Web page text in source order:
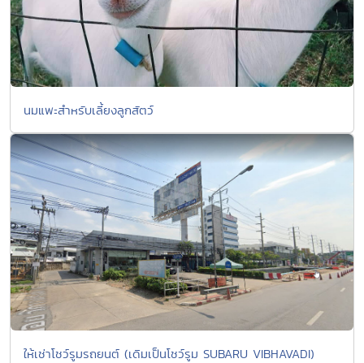
นมแพะสำหรับเลี้ยงลูกสัตว์
ให้เช่าโชว์รูมรถยนต์ (เดิมเป็นโชว์รูม SUBARU VIBHAVADI)